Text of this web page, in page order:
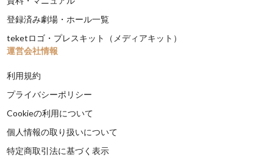
登録済み劇場・ホール一覧
teketロゴ・プレスキット（メディアキット）
運営会社情報
利用規約
プライバシーポリシー
Cookieの利用について
個人情報の取り扱いについて
特定商取引法に基づく表示